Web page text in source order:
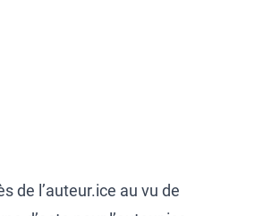
de l’auteur.ice au vu de